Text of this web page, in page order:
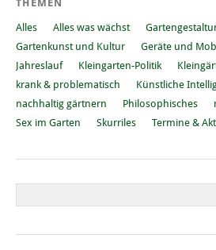
THEMEN
Alles Alles was wächst
Gartenkunst und Kultur
Geräte und
Jahreslauf
Kleingarten-Politik
krank & problematisch
Künstliche
nachhaltig gärtnern
Philosophisches
Sex im Garten
Skurriles Termine &